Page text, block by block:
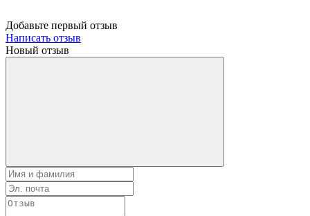
Добавьте первый отзыв
Написать отзыв
Новый отзыв